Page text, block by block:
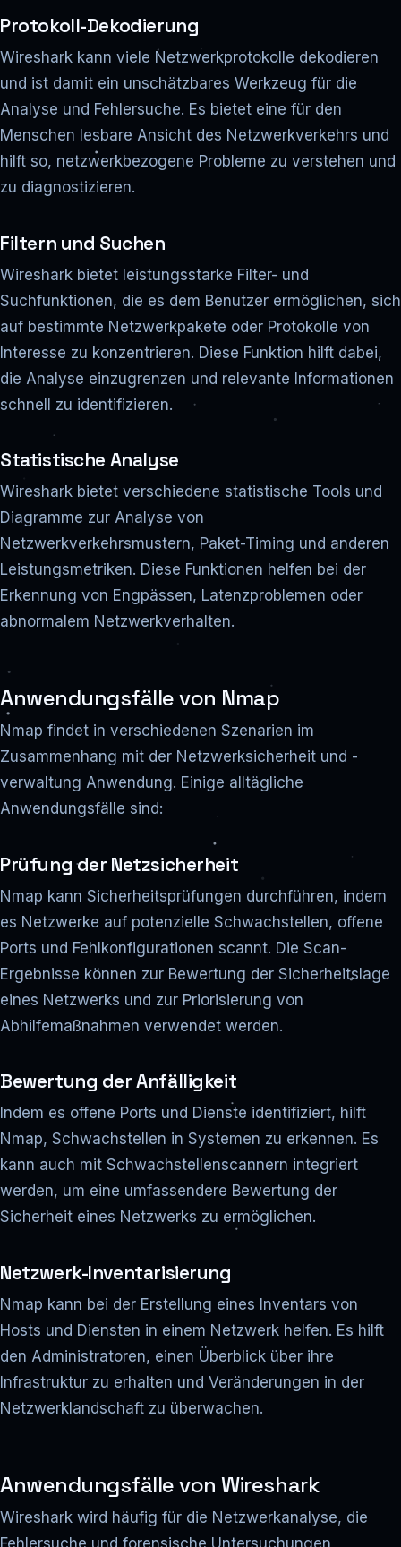
Protokoll-Dekodierung
Wireshark kann viele Netzwerkprotokolle dekodieren
und ist damit ein unschätzbares Werkzeug für die
Analyse und Fehlersuche. Es bietet eine für den
Menschen lesbare Ansicht des Netzwerkverkehrs und
hilft so, netzwerkbezogene Probleme zu verstehen und
zu diagnostizieren.
Filtern und Suchen
Wireshark bietet leistungsstarke Filter- und
Suchfunktionen, die es dem Benutzer ermöglichen, sich
auf bestimmte Netzwerkpakete oder Protokolle von
Interesse zu konzentrieren. Diese Funktion hilft dabei,
die Analyse einzugrenzen und relevante Informationen
schnell zu identifizieren.
Statistische Analyse
Wireshark bietet verschiedene statistische Tools und
Diagramme zur Analyse von
Netzwerkverkehrsmustern, Paket-Timing und anderen
Leistungsmetriken. Diese Funktionen helfen bei der
Erkennung von Engpässen, Latenzproblemen oder
abnormalem Netzwerkverhalten.
Anwendungsfälle von Nmap
Nmap findet in verschiedenen Szenarien im
Zusammenhang mit der Netzwerksicherheit und -
verwaltung Anwendung. Einige alltägliche
Anwendungsfälle sind:
Prüfung der Netzsicherheit
Nmap kann Sicherheitsprüfungen durchführen, indem
es Netzwerke auf potenzielle Schwachstellen, offene
Ports und Fehlkonfigurationen scannt. Die Scan-
Ergebnisse können zur Bewertung der Sicherheitslage
eines Netzwerks und zur Priorisierung von
Abhilfemaßnahmen verwendet werden.
Bewertung der Anfälligkeit
Indem es offene Ports und Dienste identifiziert, hilft
Nmap, Schwachstellen in Systemen zu erkennen. Es
kann auch mit Schwachstellenscannern integriert
werden, um eine umfassendere Bewertung der
Sicherheit eines Netzwerks zu ermöglichen.
Netzwerk-Inventarisierung
Nmap kann bei der Erstellung eines Inventars von
Hosts und Diensten in einem Netzwerk helfen. Es hilft
den Administratoren, einen Überblick über ihre
Infrastruktur zu erhalten und Veränderungen in der
Netzwerklandschaft zu überwachen.
Anwendungsfälle von Wireshark
Wireshark wird häufig für die Netzwerkanalyse, die
Fehlersuche und forensische Untersuchungen